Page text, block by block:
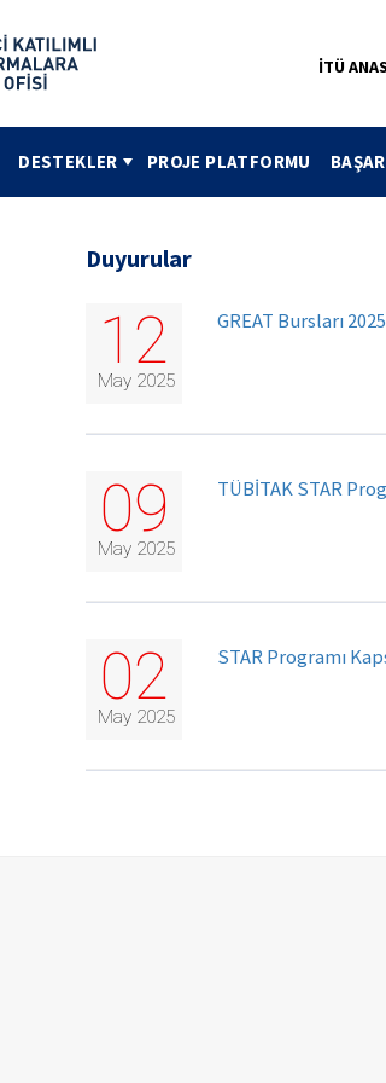
İTÜ
DESTEKLER PROJE PLATFORMU
Duyurular
12
May 2025
GREAT Bursları
09
May 2025
TÜBİTAK STAR
02
May 2025
STAR Programı